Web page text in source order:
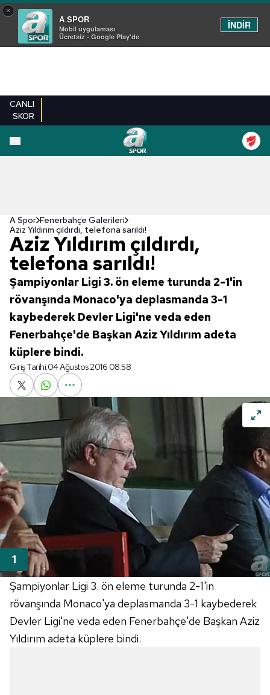
×
A SPOR
Mobil uygulaması
Ücretsiz - Google Play'de
İNDİR
CANLI
SKOR
EN YENILER
A Spor Fenerbahçe Galerileri
Aziz Yıldırım çıldırdı, telefona sarıldı!
Aziz Yıldırım çıldırdı,
telefona sarıldı!
Şampiyonlar Ligi 3. ön eleme turunda 2-1'in
rövanşında Monaco'ya deplasmanda 3-1
kaybederek Devler Ligi'ne veda eden
Fenerbahçe'de Başkan Aziz Yıldırım adeta
küplere bindi.
Giriş Tarihi:04 Ağustos 2016 08:58
Şampiyonlar Ligi 3. ön eleme turunda 2-1'in
rövanşında Monaco'ya deplasmanda 3-1 kaybederek
Devler Ligi'ne veda eden Fenerbahçe'de Başkan Aziz
Yıldırım adeta küplere bindi.